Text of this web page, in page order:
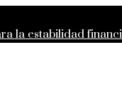
la estabilidad